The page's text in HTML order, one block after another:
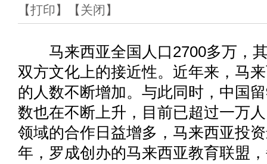
【打印 】【关闭 】
马来西亚全国人口2700多万，其
双方文化上的接近性。近年来，马
的人数不断增加。与此同时，中国
数也在不断上升，目前已超过一万
领域的合作日益增多，马来西亚投
年，罗成创办的马来西亚教育联盟